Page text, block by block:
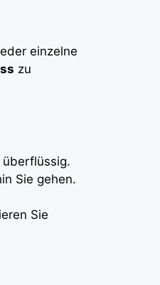
einzelne
zu
Sie gehen.
Sie